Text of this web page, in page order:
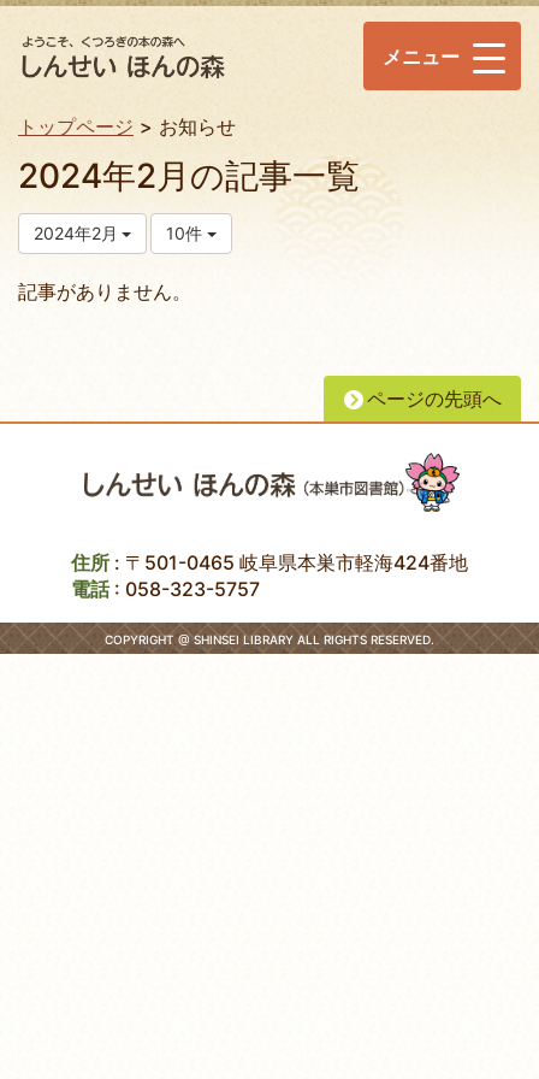
メニュー
トップページ お知らせ
2024年2月の記事一覧
2024年2月 10件
記事がありません。
ページの先頭へ
住所 : 〒501-0465 岐阜県本巣市軽海424番地
電話: 058-323-5757
COPYRIGHT @ SHINSEI LIBRARY ALL RIGHTS RESERVED.